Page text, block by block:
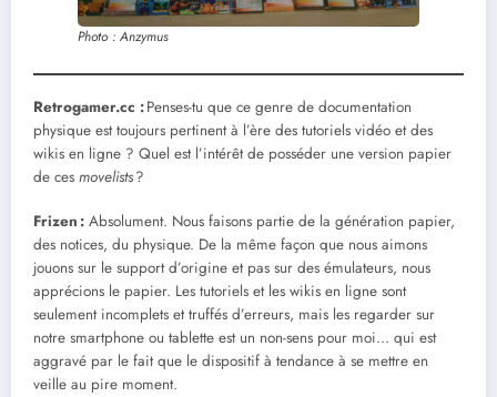
Photo : Anzymus
Retrogamer.cc :Penses-tu que ce genre de documentation
physique est toujours pertinent à l’ère des tutoriels vidéo et des
wikis en ligne ? Quel est l’intérêt de posséder une version papier
de ces movelists?
Frizen : Absolument. Nous faisons partie de la génération papier,
des notices, du physique. De la même façon que nous aimons
jouons sur le support d’origine et pas sur des émulateurs, nous
apprécions le papier. Les tutoriels et les wikis en ligne sont
seulement incomplets et truffés d’erreurs, mais les regarder sur
notre smartphone ou tablette est un non-sens pour moi… qui est
aggravé par le fait que le dispositif à tendance à se mettre en
veille au pire moment.